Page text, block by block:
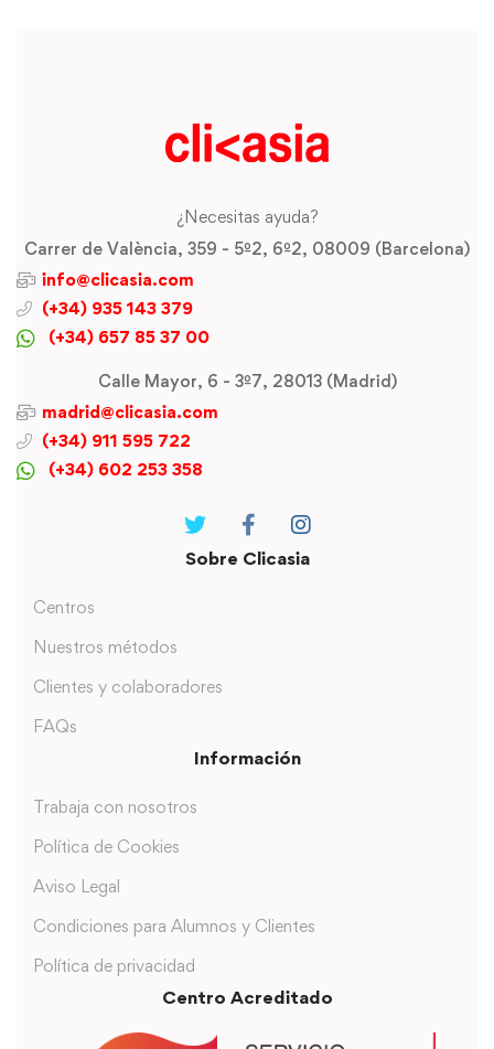
¿Necesitas ayuda?
Carrer de València, 359 - 5º2, 6º2, 08009 (Barcelona)
info@clicasia.com
(+34) 935 143 379
(+34) 657 85 37 00
Calle Mayor, 6 - 3º7, 28013 (Madrid)
madrid@clicasia.com
(+34) 911 595 722
(+34) 602 253 358
Sobre Clicasia
Centros
Nuestros métodos
Clientes y colaboradores
FAQs
Información
Trabaja con nosotros
Política de Cookies
Aviso Legal
Condiciones para Alumnos y Clientes
Política de privacidad
Centro Acreditado